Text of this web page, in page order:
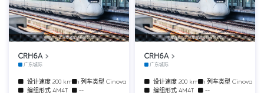
中车广东轨道交通车辆有限公司
CRH6A
广东城际
设计速度 200 km/h列车类型 Cinova
编组形式 4M4T --
中车青岛四方机车车辆股份有限公司
CRH6A
广东城际
设计速度 200 km/h列车类型 Cinova
编组形式 4M4T --